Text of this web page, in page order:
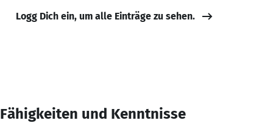
Logg Dich ein, um alle Einträge zu sehen.
Fähigkeiten und Kenntnisse